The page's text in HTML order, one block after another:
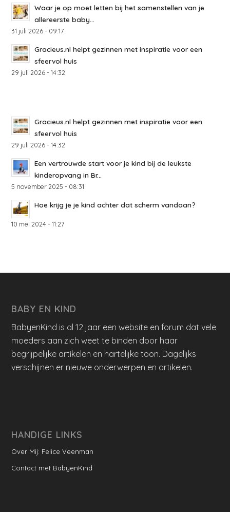
Waar je op moet letten bij het samenstellen van je
allereerste baby...
31 juli 2026 - 09:17
Gracieus.nl helpt gezinnen met inspiratie voor een
sfeervol huis
29 juli 2026 - 14:32
Gracieus.nl helpt gezinnen met inspiratie voor een
sfeervol huis
29 juli 2026 - 14:32
Een vertrouwde start voor je kind bij de leukste
kinderopvang in Br...
5 november 2025 - 08:31
Hoe krijg je je kind achter dat scherm vandaan?
10 mei 2024 - 11:27
BABY EN KIND
BabyenKind is al 12 jaar een website en forum dat vele
moeders aan zich weet te binden door haar
begrijpelijke artikelen en hartelijke toon. Dagelijks
verschijnen er nieuwe onderwerpen en artikelen.
HANDIGE LINKS
Over Mij: Felice Veenman
Contact met BabyenKind